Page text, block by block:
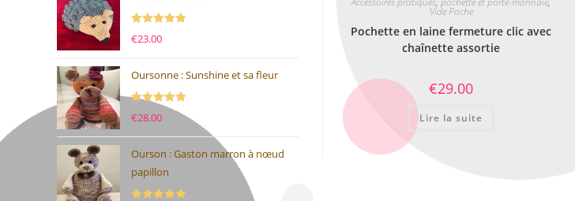
Vide Poche
Pochette en laine fermeture clic avec
chaînette assortie
€29.00
Lire la suite
€23.00
Oursonne : Sunshine et sa fleur
5.00
€28.00
Ourson : Gaston marron à nœud
papillon